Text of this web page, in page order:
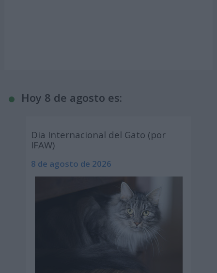
Hoy 8 de agosto es:
Dia Internacional del Gato (por
IFAW)
8 de agosto de 2026